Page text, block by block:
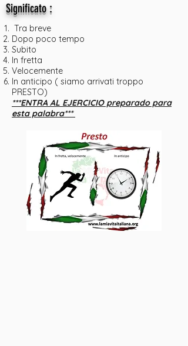
Significato:
Tra breve
Dopo poco tempo
Subito
In fretta
Velocemente
In anticipo ( siamo arrivati troppo
PRESTO)
***ENTRA AL EJERCICIO preparado para
esta palabra***